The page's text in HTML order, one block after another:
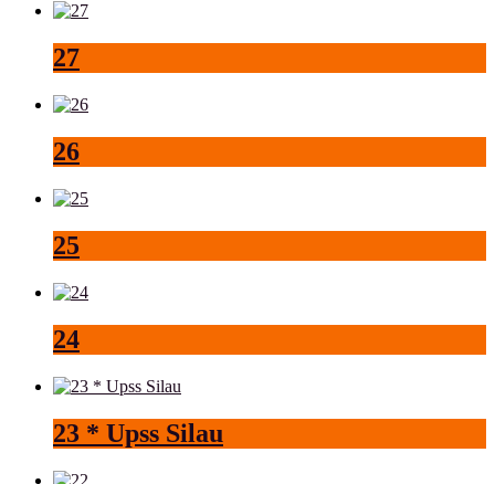
27
26
25
24
23 * Upss Silau